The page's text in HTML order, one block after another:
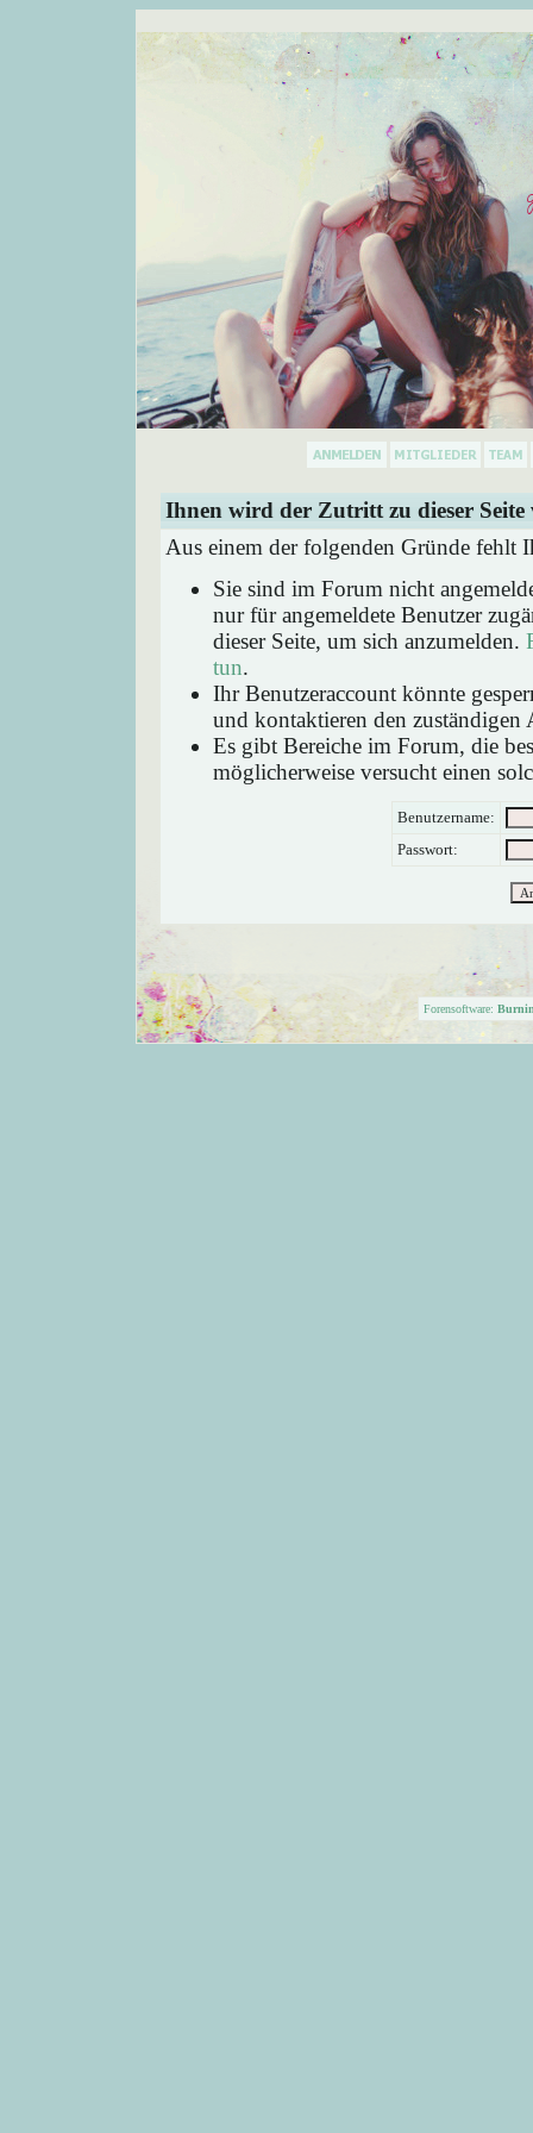
Ihnen wird der Zutritt zu dieser Seite
Aus einem der folgenden Gründe fehlt
Sie sind im Forum nicht
nur für angemeldete Benutzer
dieser Seite, um sich anzumelden.
tun.
Ihr Benutzeraccount könnte
und kontaktieren den zuständigen
Es gibt Bereiche im Forum, die
möglicherweise versucht einen
Benutzername:
Passwort:
Forensoftware: